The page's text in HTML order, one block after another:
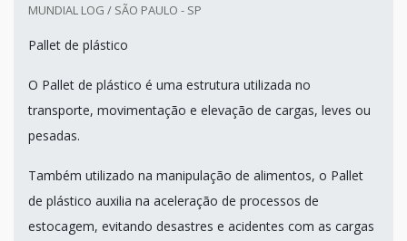
MUNDIAL LOG / SÃO PAULO - SP
Pallet de plástico
O Pallet de plástico é uma estrutura utilizada no
transporte, movimentação e elevação de cargas, leves ou
pesadas.
Também utilizado na manipulação de alimentos, o Pallet
de plástico auxilia na aceleração de processos de
estocagem, evitando desastres e acidentes com as cargas